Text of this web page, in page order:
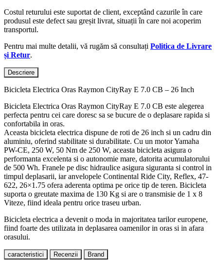
Costul returului este suportat de client, exceptând cazurile în care
produsul este defect sau greșit livrat, situații în care noi acoperim
transportul.
Pentru mai multe detalii, vă rugăm să consultați Politica de Livrare
și Retur.
Descriere
Bicicleta Electrica Oras Raymon CityRay E 7.0 CB – 26 Inch
Bicicleta Electrica Oras Raymon CityRay E 7.0 CB este alegerea
perfecta pentru cei care doresc sa se bucure de o deplasare rapida si
confortabila in oras.
Aceasta bicicleta electrica dispune de roti de 26 inch si un cadru din
aluminiu, oferind stabilitate si durabilitate. Cu un motor Yamaha
PW-CE, 250 W, 50 Nm de 250 W, aceasta bicicleta asigura o
performanta excelenta si o autonomie mare, datorita acumulatorului
de 500 Wh. Franele pe disc hidraulice asigura siguranta si control in
timpul deplasarii, iar anvelopele Continental Ride City, Reflex, 47-
622, 26×1.75 ofera aderenta optima pe orice tip de teren. Bicicleta
suporta o greutate maxima de 130 Kg si are o transmisie de 1 x 8
Viteze, fiind ideala pentru orice traseu urban.
Bicicleta electrica a devenit o moda in majoritatea tarilor europene,
fiind foarte des utilizata in deplasarea oamenilor in oras si in afara
orasului.
caracteristici Recenzii Brand